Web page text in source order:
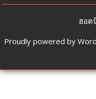
ฮอต
Proudly powered by